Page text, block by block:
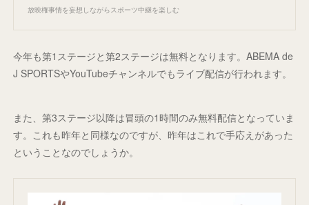
放映権事情を妄想しながらスポーツ中継を楽しむ
今年も第1ステージと第2ステージは無料となります。ABEMA de
J SPORTSやYouTubeチャンネルでもライブ配信が行われます。
また、第3ステージ以降は冒頭の1時間のみ無料配信となっていま
す。これも昨年と同様なのですが、昨年はこれで手応えがあった
ということなのでしょうか。